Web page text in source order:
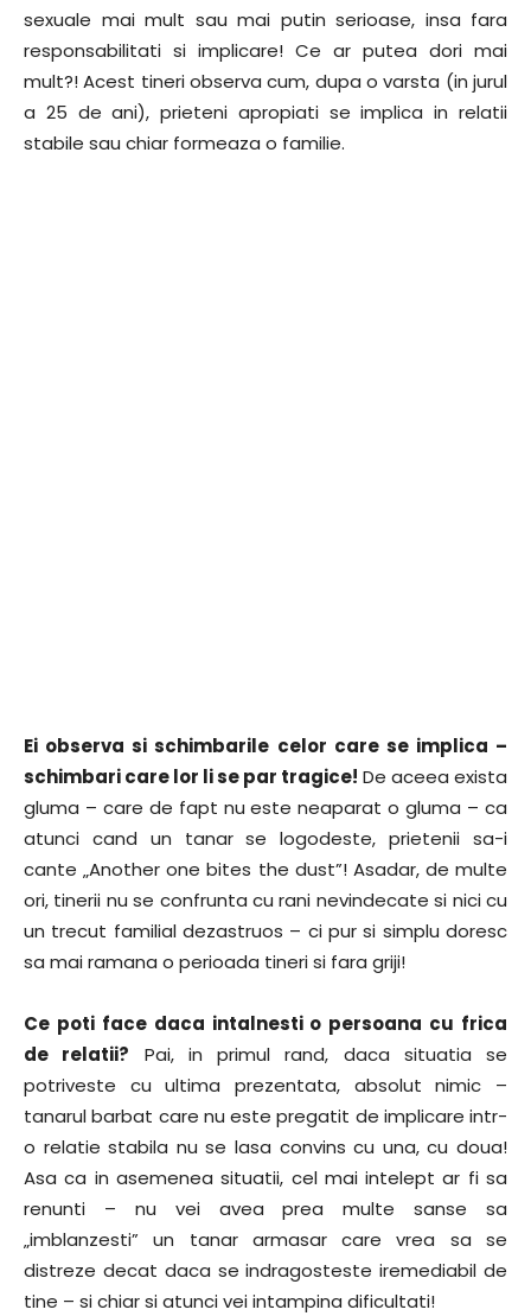
sexuale mai mult sau mai putin serioase, insa fara
responsabilitati si implicare! Ce ar putea dori mai
mult?! Acest tineri observa cum, dupa o varsta (in jurul
a 25 de ani), prieteni apropiati se implica in relatii
stabile sau chiar formeaza o familie.
Ei observa si schimbarile celor care se implica –
schimbari care lor li se par tragice! De aceea exista
gluma – care de fapt nu este neaparat o gluma – ca
atunci cand un tanar se logodeste, prietenii sa-i
cante „Another one bites the dust”! Asadar, de multe
ori, tinerii nu se confrunta cu rani nevindecate si nici cu
un trecut familial dezastruos – ci pur si simplu doresc
sa mai ramana o perioada tineri si fara griji!
Ce poti face daca intalnesti o persoana cu frica
de relatii? Pai, in primul rand, daca situatia se
potriveste cu ultima prezentata, absolut nimic –
tanarul barbat care nu este pregatit de implicare intr-
o relatie stabila nu se lasa convins cu una, cu doua!
Asa ca in asemenea situatii, cel mai intelept ar fi sa
renunti – nu vei avea prea multe sanse sa
„imblanzesti” un tanar armasar care vrea sa se
distreze decat daca se indragosteste iremediabil de
tine – si chiar si atunci vei intampina dificultati!